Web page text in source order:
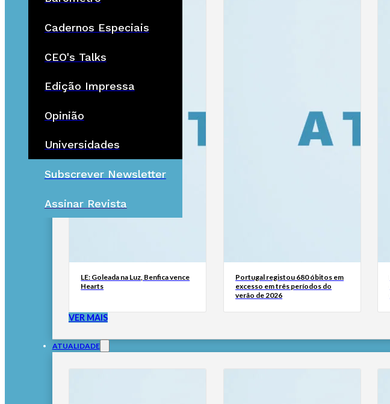
Cadernos Especiais
CEO's Talks
Edição Impressa
Opinião
Universidades
Subscrever Newsletter
Assinar Revista
LE: Goleada na Luz, Benfica vence
Hearts
Portugal registou 680 óbitos em
excesso em três períodos do
verão de 2026
VER MAIS
ATUALIDADE